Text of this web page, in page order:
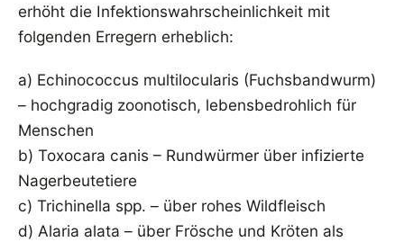
erhöht die Infektionswahrscheinlichkeit mit
folgenden Erregern erheblich:
a) Echinococcus multilocularis (Fuchsbandwurm)
– hochgradig zoonotisch, lebensbedrohlich für
Menschen
b) Toxocara canis – Rundwürmer über infizierte
Nagerbeutetiere
c) Trichinella spp. – über rohes Wildfleisch
d) Alaria alata – über Frösche und Kröten als